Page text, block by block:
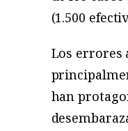
(1.500
Los errores
han